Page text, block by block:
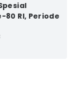
RI, Periode